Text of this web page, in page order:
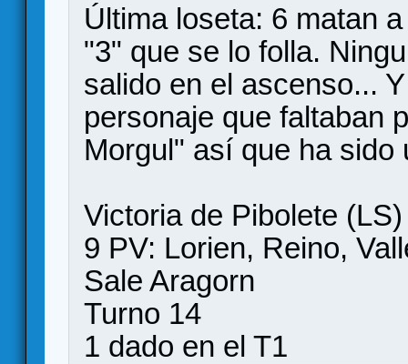
Última loseta: 6 matan
"3" que se lo folla.
salido en el ascenso...
personaje que faltaban
Morgul" así que ha
Victoria de Pibolete
9 PV: Lorien, Reino,
Sale Aragorn
Turno 14
1 dado en el T1